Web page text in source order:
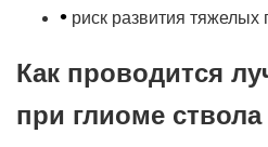
• риск развития тяжелых
Как проводится
при глиоме ствола